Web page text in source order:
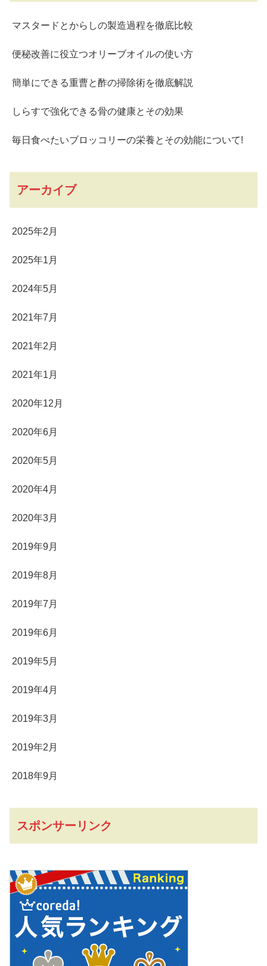
マスタードとからしの製造過程を徹底比較
便秘改善に役立つオリーブオイルの使い方
簡単にできる重曹と酢の掃除術を徹底解説
しらすで強化できる骨の健康とその効果
毎日食べたいブロッコリーの栄養とその効能について!
アーカイブ
2025年2月
2025年1月
2024年5月
2021年7月
2021年2月
2021年1月
2020年12月
2020年6月
2020年5月
2020年4月
2020年3月
2019年9月
2019年8月
2019年7月
2019年6月
2019年5月
2019年4月
2019年3月
2019年2月
2018年9月
スポンサーリンク